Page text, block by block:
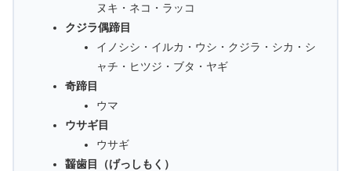
ヌキ・ネコ・ラッコ
クジラ偶蹄目
イノシシ・イルカ・ウシ・クジラ・シカ・シ
ャチ・ヒツジ・ブタ・ヤギ
奇蹄目
ウマ
ウサギ目
ウサギ
齧歯目（げっしもく）